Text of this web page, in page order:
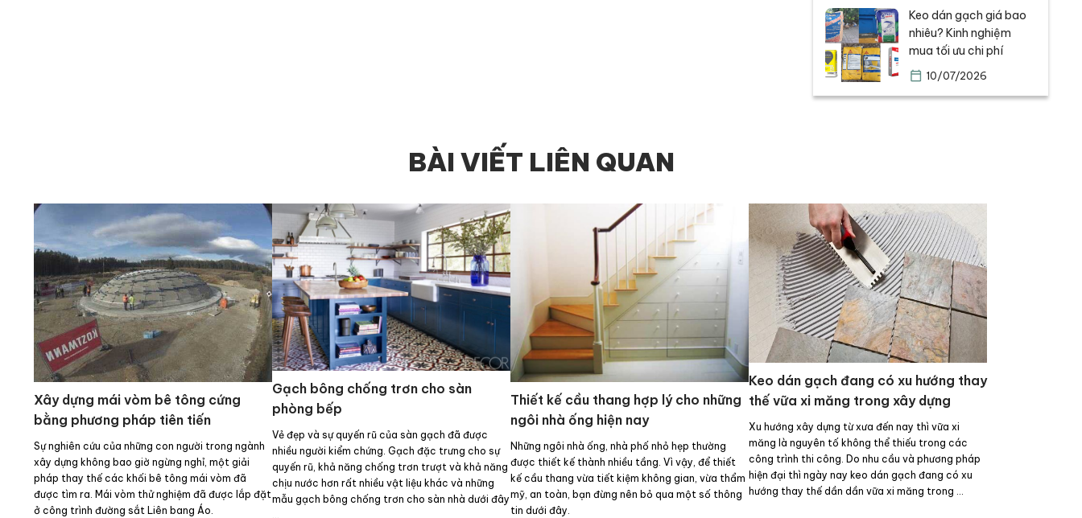
Keo dán gạch giá bao
nhiêu? Kinh nghiệm
mua tối ưu chi phí
10/07/2026
BÀI VIẾT LIÊN QUAN
Xây dựng mái vòm bê tông cứng
bằng phương pháp tiên tiến
Sự nghiên cứu của những con người trong ngành
xây dựng không bao giờ ngừng nghỉ, một giải
pháp thay thế các khối bê tông mái vòm đã
được tìm ra. Mái vòm thử nghiệm đã được lắp đặt
ở công trình đường sắt Liên bang Áo.
Gạch bông chống trơn cho sàn
phòng bếp
Vẻ đẹp và sự quyến rũ của sàn gạch đã được
nhiều người kiểm chứng. Gạch đặc trưng cho sự
quyến rũ, khả năng chống trơn trượt và khả năng
chịu nước hơn rất nhiều vật liệu khác và những
mẫu gạch bông chống trơn cho sàn nhà dưới đây
Thiết kế cầu thang hợp lý cho những
ngôi nhà ống hiện nay
Những ngôi nhà ống, nhà phố nhỏ hẹp thường
được thiết kế thành nhiều tầng. Vì vậy, để thiết
kế cầu thang vừa tiết kiệm không gian, vừa thẩm
mỹ, an toàn, bạn đừng nên bỏ qua một số thông
tin dưới đây.
Keo dán gạch đang có xu hướng thay
thế vữa xi măng trong xây dựng
Xu hướng xây dựng từ xưa đến nay thì vữa xi
măng là nguyên tố không thể thiếu trong các
công trình thi công. Do nhu cầu và phương pháp
hiện đại thì ngày nay keo dán gạch đang có xu
hướng thay thế dần dần vữa xi măng trong …